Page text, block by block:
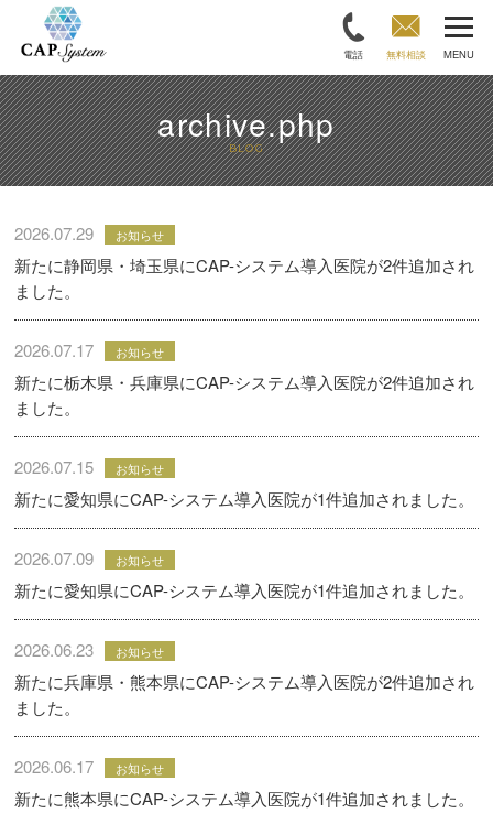
電話 無料相談 MENU
archive.php
BLOG
2026.07.29 お知らせ
新たに静岡県・埼玉県にCAP-システム導入医院が2件追加され
ました。
2026.07.17 お知らせ
新たに栃木県・兵庫県にCAP-システム導入医院が2件追加され
ました。
2026.07.15 お知らせ
新たに愛知県にCAP-システム導入医院が1件追加されました。
2026.07.09 お知らせ
新たに愛知県にCAP-システム導入医院が1件追加されました。
2026.06.23 お知らせ
新たに兵庫県・熊本県にCAP-システム導入医院が2件追加され
ました。
2026.06.17 お知らせ
新たに熊本県にCAP-システム導入医院が1件追加されました。